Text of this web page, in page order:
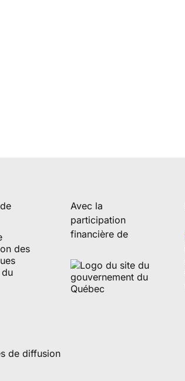
Avec la
participation
financière de
de diffusion